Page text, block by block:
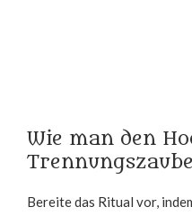
Wie man den
Bereite das Ritual vor,